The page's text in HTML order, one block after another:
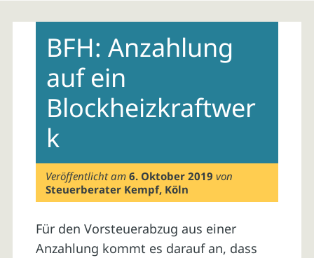
contentBFH: Anzahlung
auf ein
Blockheizkraftwer
k
Veröffentlicht am6. Oktober 2019 von
Steuerberater Kempf, Köln
Für den Vorsteuerabzug aus einer
Anzahlung kommt es darauf an, dass